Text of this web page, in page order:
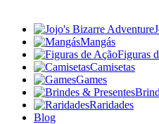
Mangás
Figuras
Camisetas
Games
Raridades
Blog